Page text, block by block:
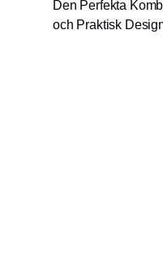
Den Perfekta
och Praktisk